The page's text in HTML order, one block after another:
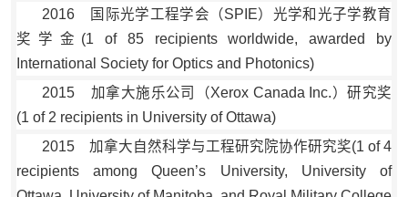
2016 国际光学工程学会（SPIE）光学和光子学教育
奖学金(1 of 85 recipients worldwide, awarded by
International Society for Optics and Photonics)
2015 加拿大施乐公司（Xerox Canada Inc.）研究奖
(1 of 2 recipients in University of Ottawa)
2015 加拿大自然科学与工程研究院协作研究奖(1 of 4
recipients among Queen’s University, University of